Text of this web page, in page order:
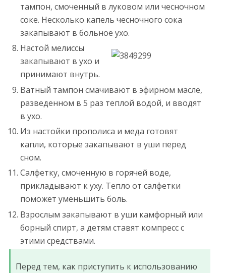
тампон, смоченный в луковом или чесночном
соке. Несколько капель чесночного сока
закапывают в больное ухо.
Настой мелиссы
закапывают в ухо и
принимают внутрь.
Ватный тампон смачивают в эфирном масле,
разведенном в 5 раз теплой водой, и вводят
в ухо.
Из настойки прополиса и меда готовят
капли, которые закапывают в уши перед
сном.
Салфетку, смоченную в горячей воде,
прикладывают к уху. Тепло от салфетки
поможет уменьшить боль.
Взрослым закапывают в уши камфорный или
борный спирт, а детям ставят компресс с
этими средствами.
Перед тем, как приступить к использованию